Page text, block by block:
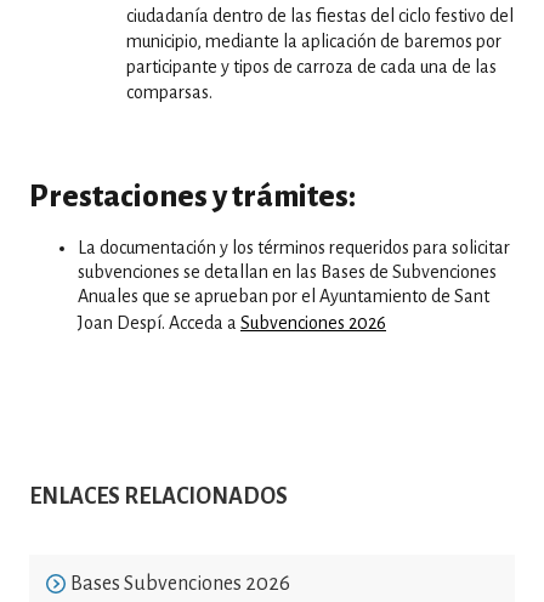
ciudadanía dentro de las fiestas del ciclo festivo del
municipio, mediante la aplicación de baremos por
participante y tipos de carroza de cada una de las
comparsas.
Prestaciones y trámites:
La documentación y los términos requeridos para solicitar
subvenciones se detallan en las Bases de Subvenciones
Anuales que se aprueban por el Ayuntamiento de Sant
Joan Despí. Acceda a Subvenciones 2026
ENLACES RELACIONADOS
Bases Subvenciones 2026